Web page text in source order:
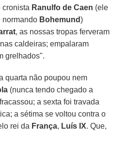
cronista Ranulfo de Caen (ele
normando Bohemund)
, as nossas tropas ferveram
caldeiras; empalaram
grelhados".
quarta não poupou nem
(nunca tendo chegado a
a sexta foi travada
a sétima se voltou contra o
rei da França, Luís IX. Que,